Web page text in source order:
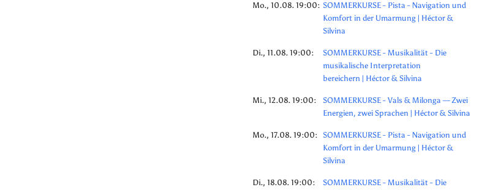
Mo., 10.08. 19:00: SOMMERKURSE - Pista - Navigation und
Komfort in der Umarmung | Héctor &
Silvina
Di., 11.08. 19:00:
SOMMERKURSE - Musikalität - Die
musikalische Interpretation
bereichern | Héctor & Silvina
Mi., 12.08. 19:00:
SOMMERKURSE - Vals & Milonga — Zwei
Energien, zwei Sprachen | Héctor & Silvina
Mo., 17.08. 19:00: SOMMERKURSE - Pista - Navigation und
Komfort in der Umarmung | Héctor &
Silvina
Di., 18.08. 19:00:
SOMMERKURSE - Musikalität - Die